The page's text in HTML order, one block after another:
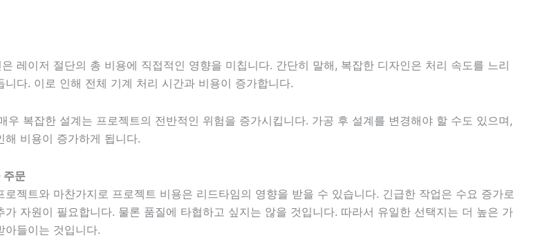
은 레이저 절단의 총 비용에 직접적인 영향을 미칩니다. 간단히 말해, 복잡한 디자인은 처리 속도를 느리
니다. 이로 인해 전체 기계 처리 시간과 비용이 증가합니다.
우 복잡한 설계는 프로젝트의 전반적인 위험을 증가시킵니다. 가공 후 설계를 변경해야 할 수도 있으며,
해 비용이 증가하게 됩니다.
주문
로젝트와 마찬가지로 프로젝트 비용은 리드타임의 영향을 받을 수 있습니다. 긴급한 작업은 수요 증가로
가 자원이 필요합니다. 물론 품질에 타협하고 싶지는 않을 것입니다. 따라서 유일한 선택지는 더 높은 가
아들이는 것입니다.